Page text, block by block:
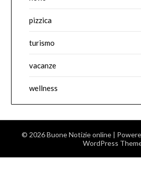
pizzica
turismo
vacanze
wellness
© 2026 Buone Notizie online |
WordPress